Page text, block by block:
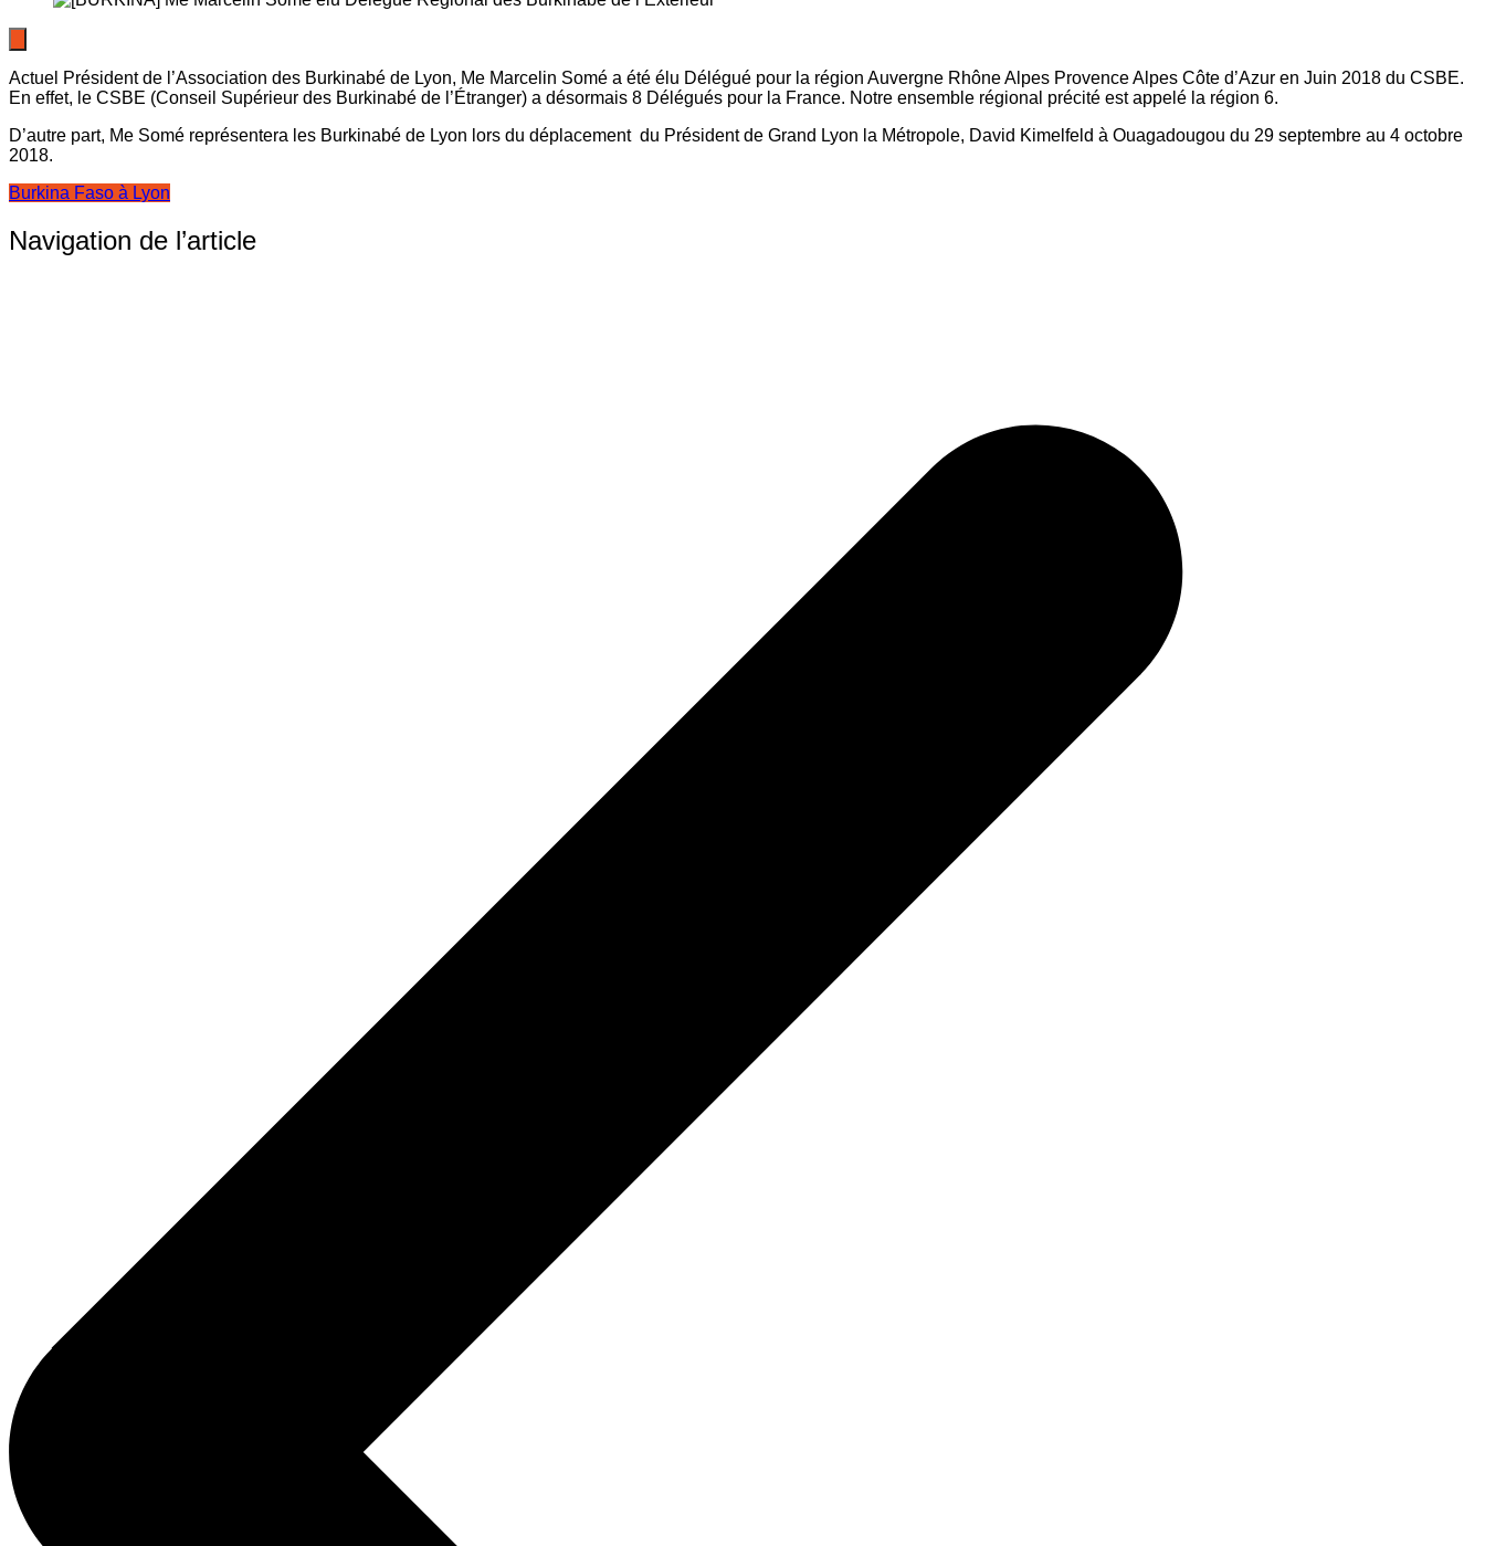
Actuel Président de l’Association des Burkinabé de Lyon, Me Marcelin Somé a été élu Délégué pour la région Auvergne Rhône Alpes Provence Alpes Côte d’Azur en Juin 2018 du CSBE.
En effet, le CSBE (Conseil Supérieur des Burkinabé de l’Étranger) a désormais 8 Délégués pour la France. Notre ensemble régional précité est appelé la région 6.
D’autre part, Me Somé représentera les Burkinabé de Lyon lors du déplacement du Président de Grand Lyon la Métropole, David Kimelfeld à Ouagadougou du 29 septembre au 4 octobre
2018.
Burkina Faso à Lyon
Navigation de l’article